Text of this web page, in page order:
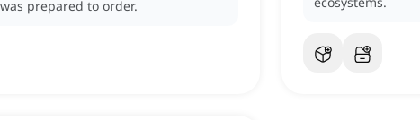
prepared to order.